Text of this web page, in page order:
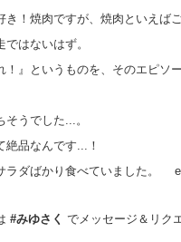
！焼肉ですが、焼肉といえば
はないはず。
』というものを、そのエピソー
うでした...。
絶品なんです...！
ラダばかり食べていました。
#みゆさく でメッセージ＆リク